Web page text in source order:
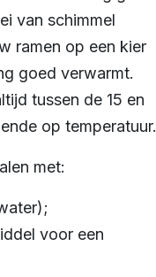
van schimmel
ramen op een kier
goed verwarmt.
tussen de 15 en
op temperatuur.
met:
voor een